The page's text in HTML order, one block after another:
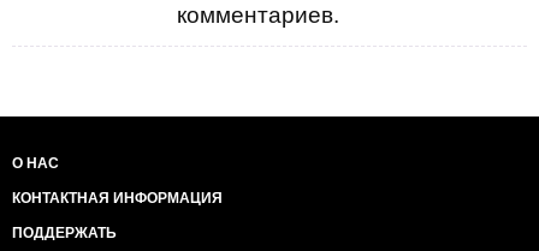
комментариев.
О НАС
КОНТАКТНАЯ ИНФОРМАЦИЯ
ПОДДЕРЖАТЬ